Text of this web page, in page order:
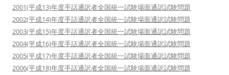
ン
2001(平成13)年度手話通訳者全国統一試験場面通訳試験問題
2002(平成14)年度手話通訳者全国統一試験場面通訳試験問題
2003(平成15)年度手話通訳者全国統一試験場面通訳試験問題
2004(平成16)年度手話通訳者全国統一試験場面通訳試験問題
2005(平成17)年度手話通訳者全国統一試験場面通訳試験問題
2006(平成18)年度手話通訳者全国統一試験場面通訳試験問題